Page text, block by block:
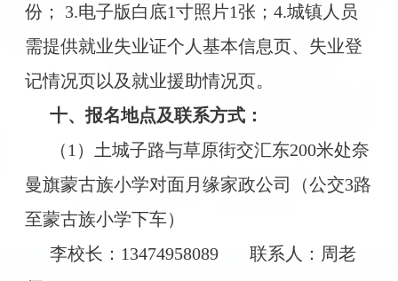
份； 3.电子版白底1寸照片1张；4.城镇人员
需提供就业失业证个人基本信息页、失业登
记情况页以及就业援助情况页。
十、报名地点及联系方式：
（1）土城子路与草原街交汇东200米处奈
曼旗蒙古族小学对面月缘家政公司（公交3路
至蒙古族小学下车）
李校长：13474958089
联系人：周老